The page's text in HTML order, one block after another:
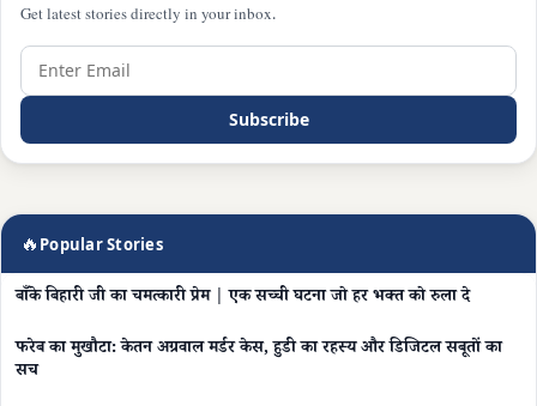
Get latest stories directly in your inbox.
Subscribe
🔥 Popular Stories
बाँके बिहारी जी का चमत्कारी प्रेम | एक सच्ची घटना जो हर भक्त को रुला दे
फरेब का मुखौटा: केतन अग्रवाल मर्डर केस, हुडी का रहस्य और डिजिटल सबूतों का
सच